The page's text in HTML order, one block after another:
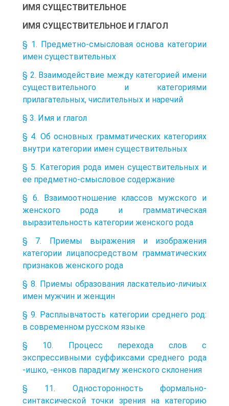
ИМЯ СУЩЕСТВИТЕЛЬНОЕ
ИМЯ СУЩЕСТВИТЕЛЬНОЕ И ГЛАГОЛ
§ 1. Предметно-смысловая основа категории
имен существительных
§ 2. Взаимодействие между категорией имени
существительного и категориями
прилагательных, числительных и наречий
§ 3. Имя и глагол
§ 4. Об основных грамматических категориях
внутри категории имен существительных
§ 5. Категория рода имен существительных и
ее предметно-смысловое содержание
§ 6. Взаимоотношение классов мужского и
женского рода и грамматическая
выразительность категории женского рода
§ 7. Приемы выражения и изображения
категории лицапосредством грамматических
признаков женского рода
§ 8. Приемы образования ласкательио-личиых
имен мужчин и женщин
§ 9. Расплывчатость категории среднего род:
в современном русском языке
§ 10. Процесс перехода слов с
экспрессивными суффиксами среднего рода
-ишко, -енков парадигму женского склонения
§ 11. Односторонность формально-
синтаксической точки зрения на категорию